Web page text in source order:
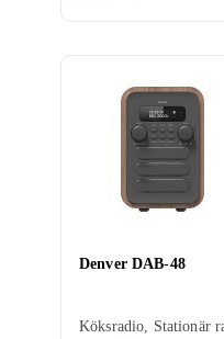
Denver DAB-48